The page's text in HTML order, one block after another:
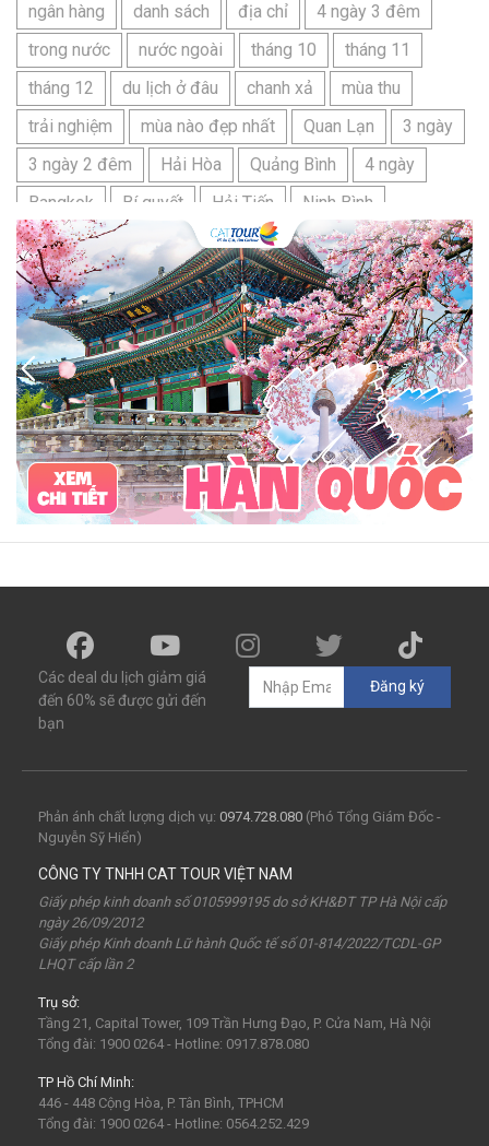
ngân hàng
danh sách địa chỉ
4 ngày 3 đêm
trong nước
nước ngoài tháng 10
tháng 11
tháng 12
du lịch ở đâu chanh xả
mùa thu
trải nghiệm
mùa nào đẹp nhất Quan Lạn
3 ngày
3 ngày 2 đêm
Hải Hòa Quảng Bình
4 ngày
Bangkok
Bí quyết Hải Tiến
Ninh Bình
Nhật Bản
du lịch sầm sơn cần chuẩn bị gì
bãi tắm sấm sơn
đặc sản sầm sơn
đặc sản du lịch sầm sơn
tour du lịch 3 ngày 2 đêm
hải sản
Đảo Lan Châu
Cẩm nang du lịch Của Lò
chợ Cửa Lò
tour du lịch Cửa Lò
địa điểm du lịch Cửa Lò
Cửa Lò ở đâu
Hạ Long
Đảo Hòn Ngư
Đảo Song Ngư ATM
mới nhất
cẩm nang du lịch sầm sơn
ô tô phượt
99k
buffet
lẩu Tuyển dụng
Nhân viên Visa
Cát Bà.
Cô Tô miền Bắc
miền Trung
mùa đông
món ngon quà vặt
Chơi gì
câu mực đêm
Dù bay
Lặn biển
Vinpearl Cửa Hội
Nhà phao
Quê Bác
tour Cửa Lò 2 ngày 1 đêm
Tuần Châu
Tàu Hỏa
Du lịch Cửa Lò 2 ngày 1 đêm
Sài Gòn
Tết dương Mộc Châu Sapa
Yên Tử
Tam Chúc
chùa Tam Chúc
Sa Pa
30Thg4
Nha Trang
biểu tượng may mắn
con vật may mắn
osaka
du lịch Nhật Bản 7 ngày
khách sạn con nhộng
fukuoka Lào
Các deal du lịch giảm giá
đến 60% sẽ được gửi đến
bạn
Đăng ký
Phản ánh chất lượng dịch vụ: 0974.728.080 (Phó Tổng Giám Đốc -
Nguyễn Sỹ Hiển)
CÔNG TY TNHH CAT TOUR VIỆT NAM
Giấy phép kinh doanh số 0105999195 do sở KH&ĐT TP Hà Nội cấp
ngày 26/09/2012
Giấy phép Kinh doanh Lữ hành Quốc tế số 01-814/2022/TCDL-GP
LHQT cấp lần 2
Trụ sở:
Tầng 21, Capital Tower, 109 Trần Hưng Đạo, P. Cửa Nam, Hà Nội
Tổng đài: 1900 0264 - Hotline: 0917.878.080
TP Hồ Chí Minh:
446 - 448 Cộng Hòa, P. Tân Bình, TPHCM
Tổng đài: 1900 0264 - Hotline: 0564.252.429